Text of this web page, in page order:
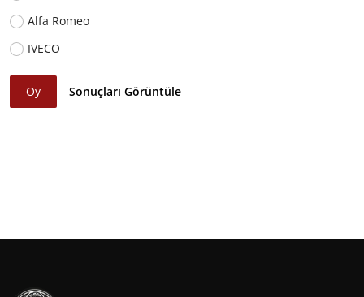
Alfa Romeo
IVECO
Oy Sonuçları Görüntüle